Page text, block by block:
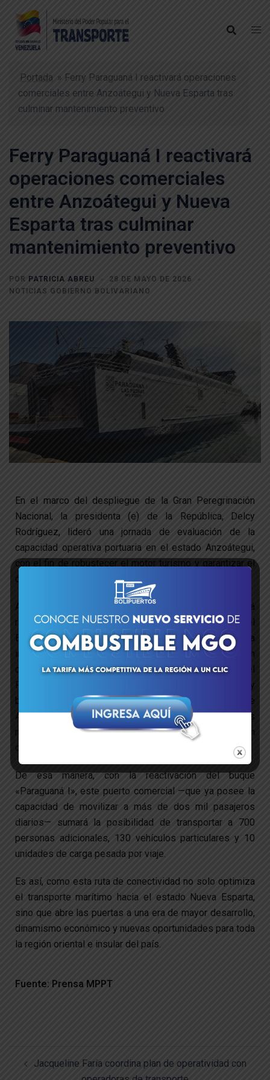
Portada » Ferry Paraguaná I reactivará operaciones
comerciales entre Anzoátegui y Nueva Esparta tras
culminar mantenimiento preventivo
Ferry Paraguaná I reactivará
operaciones comerciales
entre Anzoátegui y Nueva
Esparta tras culminar
mantenimiento preventivo
POR PATRICIA ABREU
28 DE MAYO DE 2026
NOTICIAS GOBIERNO BOLIVARIANO
En el marco del despliegue de la Gran Peregrinación
Nacional, la presidenta (e) de la República, Delcy
Rodríguez, lideró una jornada de evaluación de la
capacidad operativa portuaria en el estado Anzoátegui,
con el fin de robustecer el motor turismo y garantizar el
óptimo traslado de pasajeros hacia la isla de Margarita.
Al respecto, representantes de la Naviera Paraguaná
ratificaron su compromiso de trabajo conjunto con el
Ejecutivo nacional durante una inspección de la
infraestructura portuaria, donde se destacó que, en
cumplimiento de las instrucciones de la ministra del
Poder Popular para el Transporte, Jacqueline Faría, y
bajo la coordinación del viceministro de Transporte
Acuático, David Quintana, se articularon los esfuerzos
necesarios para la puesta en marcha de una embarcación
que impulse la conectividad marítima de la zona.
De esa manera, con la reactivación del buque
«Paraguaná I», este puerto comercial —que ya posee la
capacidad de movilizar a más de dos mil pasajeros
diarios— sumará la posibilidad de transportar a 700
personas adicionales, 130 vehículos particulares y 10
unidades de carga pesada por viaje.
Es así, como esta ruta de conectividad no solo optimiza
el transporte marítimo hacia el estado Nueva Esparta,
sino que abre las puertas a una era de mayor desarrollo,
dinamismo económico y nuevas oportunidades para toda
la región oriental e insular del país.
Fuente: Prensa MPPT
Jacqueline Faría coordina plan de operatividad con